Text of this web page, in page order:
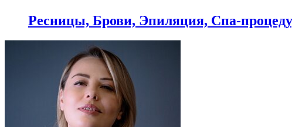
Ресницы, Брови, Эпиляция, Спа-